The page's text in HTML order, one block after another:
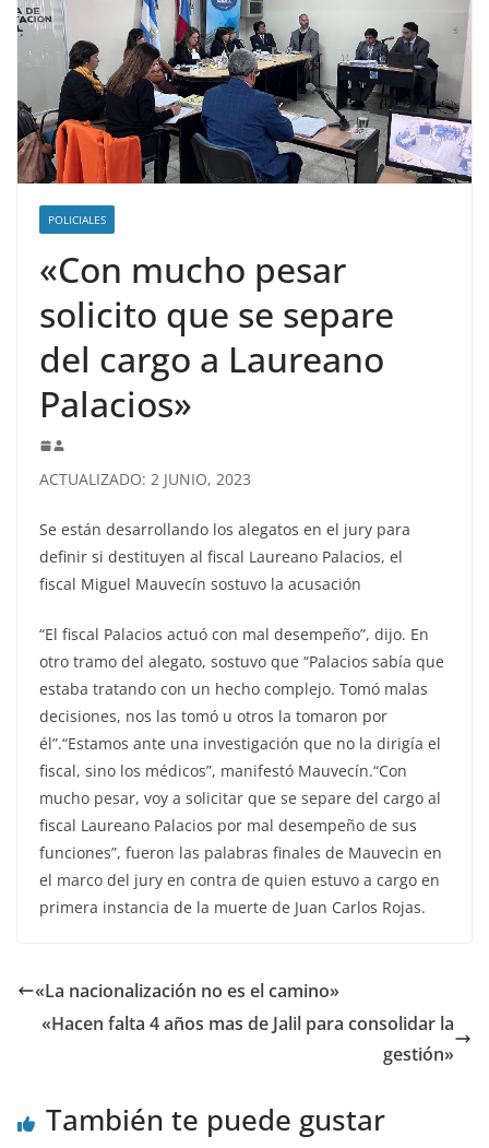
POLICIALES
«Con mucho pesar
solicito que se separe
del cargo a Laureano
Palacios»
ACTUALIZADO: 2 JUNIO, 2023
Se están desarrollando los alegatos en el jury para
definir si destituyen al fiscal Laureano Palacios, el
fiscal Miguel Mauvecín sostuvo la acusación
“El fiscal Palacios actuó con mal desempeño”, dijo. En
otro tramo del alegato, sostuvo que “Palacios sabía que
estaba tratando con un hecho complejo. Tomó malas
decisiones, nos las tomó u otros la tomaron por
él”.“Estamos ante una investigación que no la dirigía el
fiscal, sino los médicos”, manifestó Mauvecín.“Con
mucho pesar, voy a solicitar que se separe del cargo al
fiscal Laureano Palacios por mal desempeño de sus
funciones”, fueron las palabras finales de Mauvecin en
el marco del jury en contra de quien estuvo a cargo en
primera instancia de la muerte de Juan Carlos Rojas.
«La nacionalización no es el camino»
«Hacen falta 4 años mas de Jalil para consolidar la
gestión»
También te puede gustar